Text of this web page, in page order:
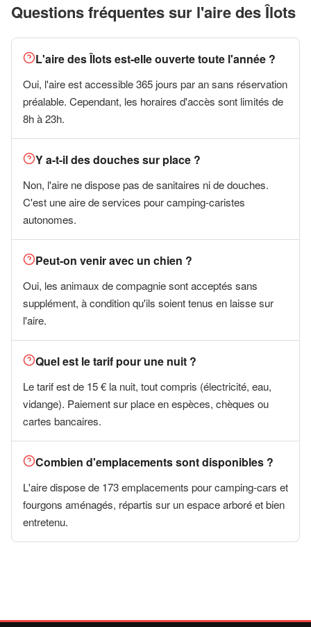
Questions fréquentes sur l'aire des Îlots
L'aire des Îlots est-elle ouverte toute l'année ?
Oui, l'aire est accessible 365 jours par an sans réservation
préalable. Cependant, les horaires d'accès sont limités de
8h à 23h.
Y a-t-il des douches sur place ?
Non, l'aire ne dispose pas de sanitaires ni de douches.
C'est une aire de services pour camping-caristes
autonomes.
Peut-on venir avec un chien ?
Oui, les animaux de compagnie sont acceptés sans
supplément, à condition qu'ils soient tenus en laisse sur
l'aire.
Quel est le tarif pour une nuit ?
Le tarif est de 15 € la nuit, tout compris (électricité, eau,
vidange). Paiement sur place en espèces, chèques ou
cartes bancaires.
Combien d'emplacements sont disponibles ?
L'aire dispose de 173 emplacements pour camping-cars et
fourgons aménagés, répartis sur un espace arboré et bien
entretenu.